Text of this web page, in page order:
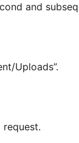
and
Uploads”.
request.